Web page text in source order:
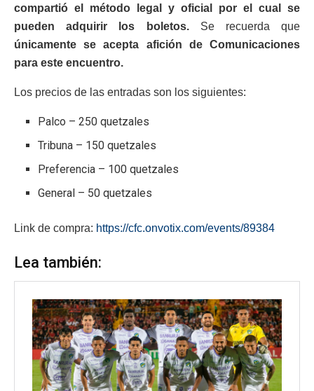
compartió el método legal y oficial por el cual se
pueden adquirir los boletos.Se recuerda que
únicamente se acepta afición de Comunicaciones
para este encuentro.
Los precios de las entradas son los siguientes:
Palco – 250 quetzales
Tribuna – 150 quetzales
Preferencia – 100 quetzales
General – 50 quetzales
Link de compra: https://cfc.onvotix.com/events/89384
Lea también: